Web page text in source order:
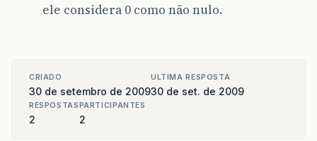
ele considera 0 como não nulo.
CRIADO
30 de setembro de 2009
ULTIMA RESPOSTA
30 de set. de 2009
RESPOSTAS
2
PARTICIPANTES
2